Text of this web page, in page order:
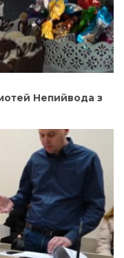
Непийвода з